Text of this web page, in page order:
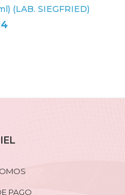
(LAB. SIEGFRIED)
PAGO